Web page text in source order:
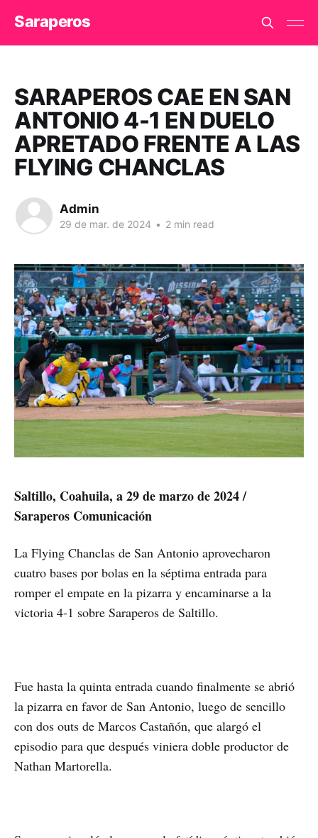
Saraperos
SARAPEROS CAE EN SAN
ANTONIO 4-1 EN DUELO
APRETADO FRENTE A LAS
FLYING CHANCLAS
Admin
29 de mar. de 2024 • 2 min read
Saltillo, Coahuila, a 29 de marzo de 2024 /
Saraperos Comunicación
La Flying Chanclas de San Antonio aprovecharon
cuatro bases por bolas en la séptima entrada para
romper el empate en la pizarra y encaminarse a la
victoria 4-1 sobre Saraperos de Saltillo.
Fue hasta la quinta entrada cuando finalmente se abrió
la pizarra en favor de San Antonio, luego de sencillo
con dos outs de Marcos Castañón, que alargó el
episodio para que después viniera doble productor de
Nathan Martorella.